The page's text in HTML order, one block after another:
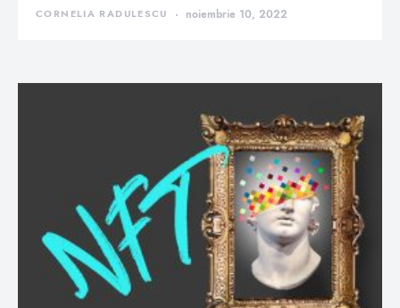
CORNELIA RADULESCU noiembrie 10, 2022